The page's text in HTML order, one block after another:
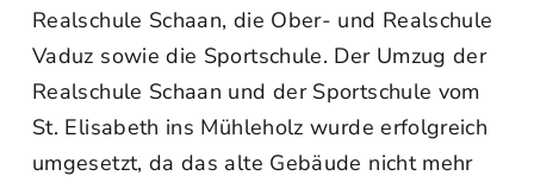
Realschule Schaan, die Ober- und Realschule
Vaduz sowie die Sportschule. Der Umzug der
Realschule Schaan und der Sportschule vom
St. Elisabeth ins Mühleholz wurde erfolgreich
umgesetzt, da das alte Gebäude nicht mehr